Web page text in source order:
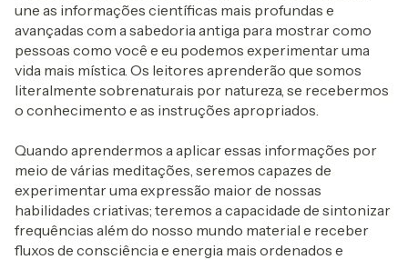
une as informações científicas mais profundas e
avançadas com a sabedoria antiga para mostrar como
pessoas como você e eu podemos experimentar uma
vida mais mística. Os leitores aprenderão que somos
literalmente sobrenaturais por natureza, se recebermos
o conhecimento e as instruções apropriados.
Quando aprendermos a aplicar essas informações por
meio de várias meditações, seremos capazes de
experimentar uma expressão maior de nossas
habilidades criativas; teremos a capacidade de sintonizar
frequências além do nosso mundo material e receber
fluxos de consciência e energia mais ordenados e